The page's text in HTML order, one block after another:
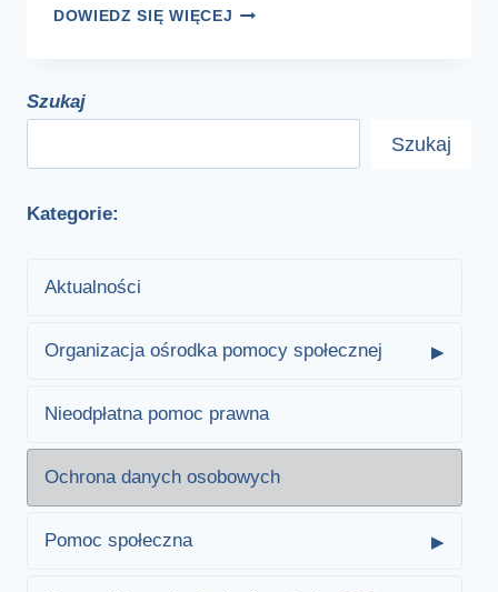
DOWIEDZ SIĘ WIĘCEJ RODO
Szukaj
Szukaj
Kategorie:
Aktualności
Organizacja ośrodka pomocy społecznej
Nieodpłatna pomoc prawna
Ochrona danych osobowych
Pomoc społeczna